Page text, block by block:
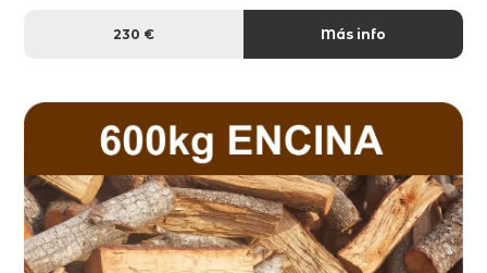
230 € Más info